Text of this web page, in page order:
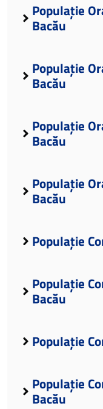
Populație
Bacău
Populație
Bacău
Populație
Bacău
Populație
Bacău
Populație
Populație
Bacău
Populație
Populație
Bacău